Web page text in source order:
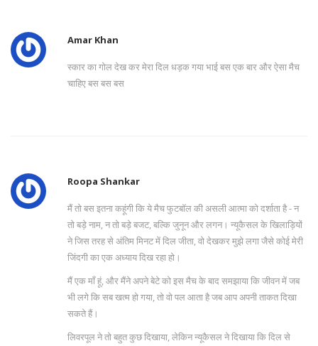
Amar Khan
स्कार का गोल देख कर मेरा दिल धड़क गया भाई बस एक बार और ऐसा मैच
चाहिए बस बस बस
Roopa Shankar
मैं तो बस इतना कहूंगी कि ये मैच फुटबॉल की असली आत्मा को दर्शाता है - न
तो बड़े नाम, न तो बड़े बजट, बल्कि जुनून और लगन। न्यूकैसल के खिलाड़ियों
ने जिस तरह से अंतिम मिनट में दिल जीता, वो देखकर मुझे लगा जैसे कोई मेरी
जिंदगी का एक अध्याय दिख रहा हो।
मैं एक माँ हूं, और मैंने अपने बेटे को इस मैच के बाद समझाया कि जीवन में जब
भी लगे कि सब खत्म हो गया, तो वो पल आता है जब आप अपनी ताकत दिखा
सकते हैं।
लिवरपूल ने तो बहुत कुछ दिखाया, लेकिन न्यूकैसल ने दिखाया कि दिल से